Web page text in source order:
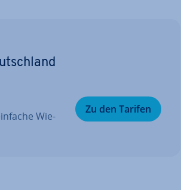
Wie­
Zu den Tarifen